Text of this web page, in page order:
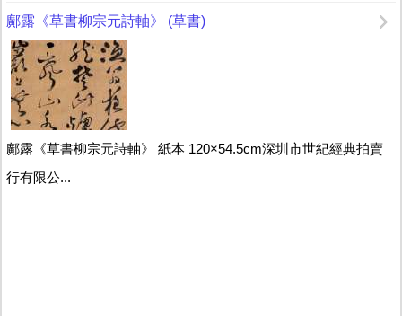
鄺露《草書柳宗元詩軸》 (草書)
鄺露《草書柳宗元詩軸》 紙本 120×54.5cm深圳市世紀經典拍賣
行有限公...